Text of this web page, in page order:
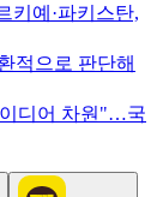
키예·파키스탄,
적으로 판단해
디어 차원"…국